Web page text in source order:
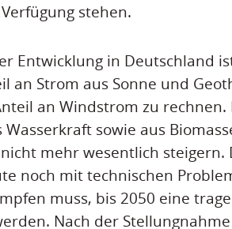
stehen.
Entwicklung in Deutschland
an Strom aus Sonne und
an Windstrom zu rechnen.
sowie aus
mehr wesentlich steigern.
noch mit technischen
muss, bis 2050 eine
Nach der